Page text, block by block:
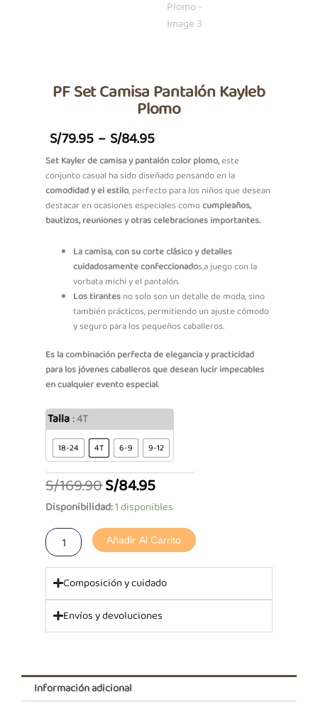
PF Set Camisa Pantalón Kayleb
Plomo
S/79.95 – S/84.95Price
Range:
S/79.95
Through
S/84.95
Set Kayler de camisa y pantalón color plomo,este
conjunto casual ha sido diseñado pensando en la
comodidad y el estilo, perfecto para los niños que desean
destacar en ocasiones especiales comocumpleaños,
bautizos, reuniones y otras celebraciones importantes.
La camisa, con su corte clásico y detalles
cuidadosamente confeccionados,a juego con la
vorbata michi y el pantalón.
Los tirantesno solo son un detalle de moda, sino
también prácticos, permitiendo un ajuste cómodo
y seguro para los pequeños caballeros.
Es la combinación perfecta de elegancia y practicidad
para los jóvenes caballeros que desean lucir impecables
en cualquier evento especial.
Talla: 4T
18-24 4T 6-9 9-12
S/169.90
precio
original
era:
S/169.90.
S/84.95
precio
actual
es:
S/84.95.
Disponibilidad:1 disponibles
PF
Set
Camisa
Pantalón
Kayleb
Plomo
cantidad
Añadir Al Carrito
Composición y cuidado
Envíos y devoluciones
Información adicional